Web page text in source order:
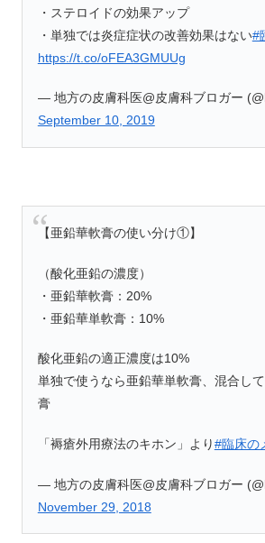
・ステロイドの効果アップ
・単独では炎症症状の改善効果はない#
https://t.co/oFEA3GMUUg
— 地方の皮膚科医@皮膚科ブロガー
September 10, 2019
【亜鉛華軟膏の使い分け①】
（酸化亜鉛の濃度）
・亜鉛華軟膏：20%
・亜鉛華単軟膏：10%
酸化亜鉛の適正濃度は10%
単独で使うなら亜鉛華単軟膏、混合し
膏
「褥瘡外用療法のキホン」より#臨床の
— 地方の皮膚科医@皮膚科ブロガー
November 29, 2018